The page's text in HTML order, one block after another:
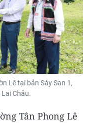
Lê tại bản Sáy San 1,
Châu.
Tân Phong Lê